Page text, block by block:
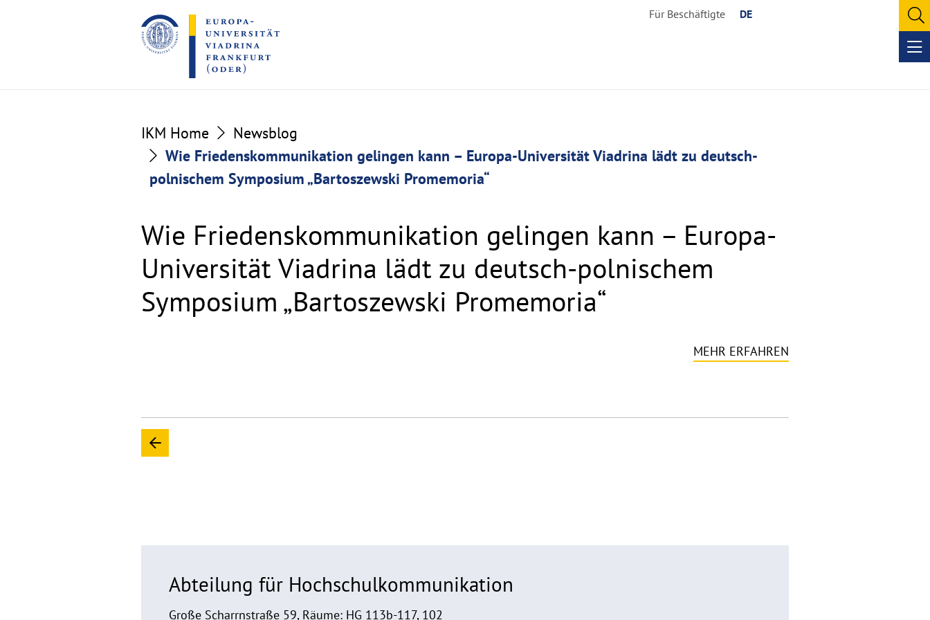
to
the
content
to
the
footer
Für Beschäftigte DE
IKM Home
Newsblog
Wie Friedenskommunikation gelingen kann – Europa-Universität Viadrina lädt zu deutsch-
polnischem Symposium „Bartoszewski Promemoria“
Wie Friedenskommunikation gelingen kann – Europa-
Universität Viadrina lädt zu deutsch-polnischem
Symposium „Bartoszewski Promemoria“
MEHR ERFAHREN
Abteilung für Hochschulkommunikation
Große Scharrnstraße 59, Räume: HG 113b-117, 102